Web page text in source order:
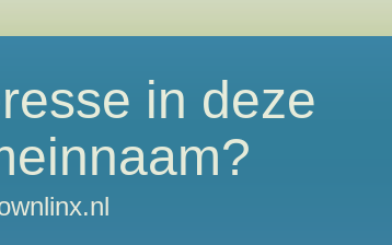
in deze